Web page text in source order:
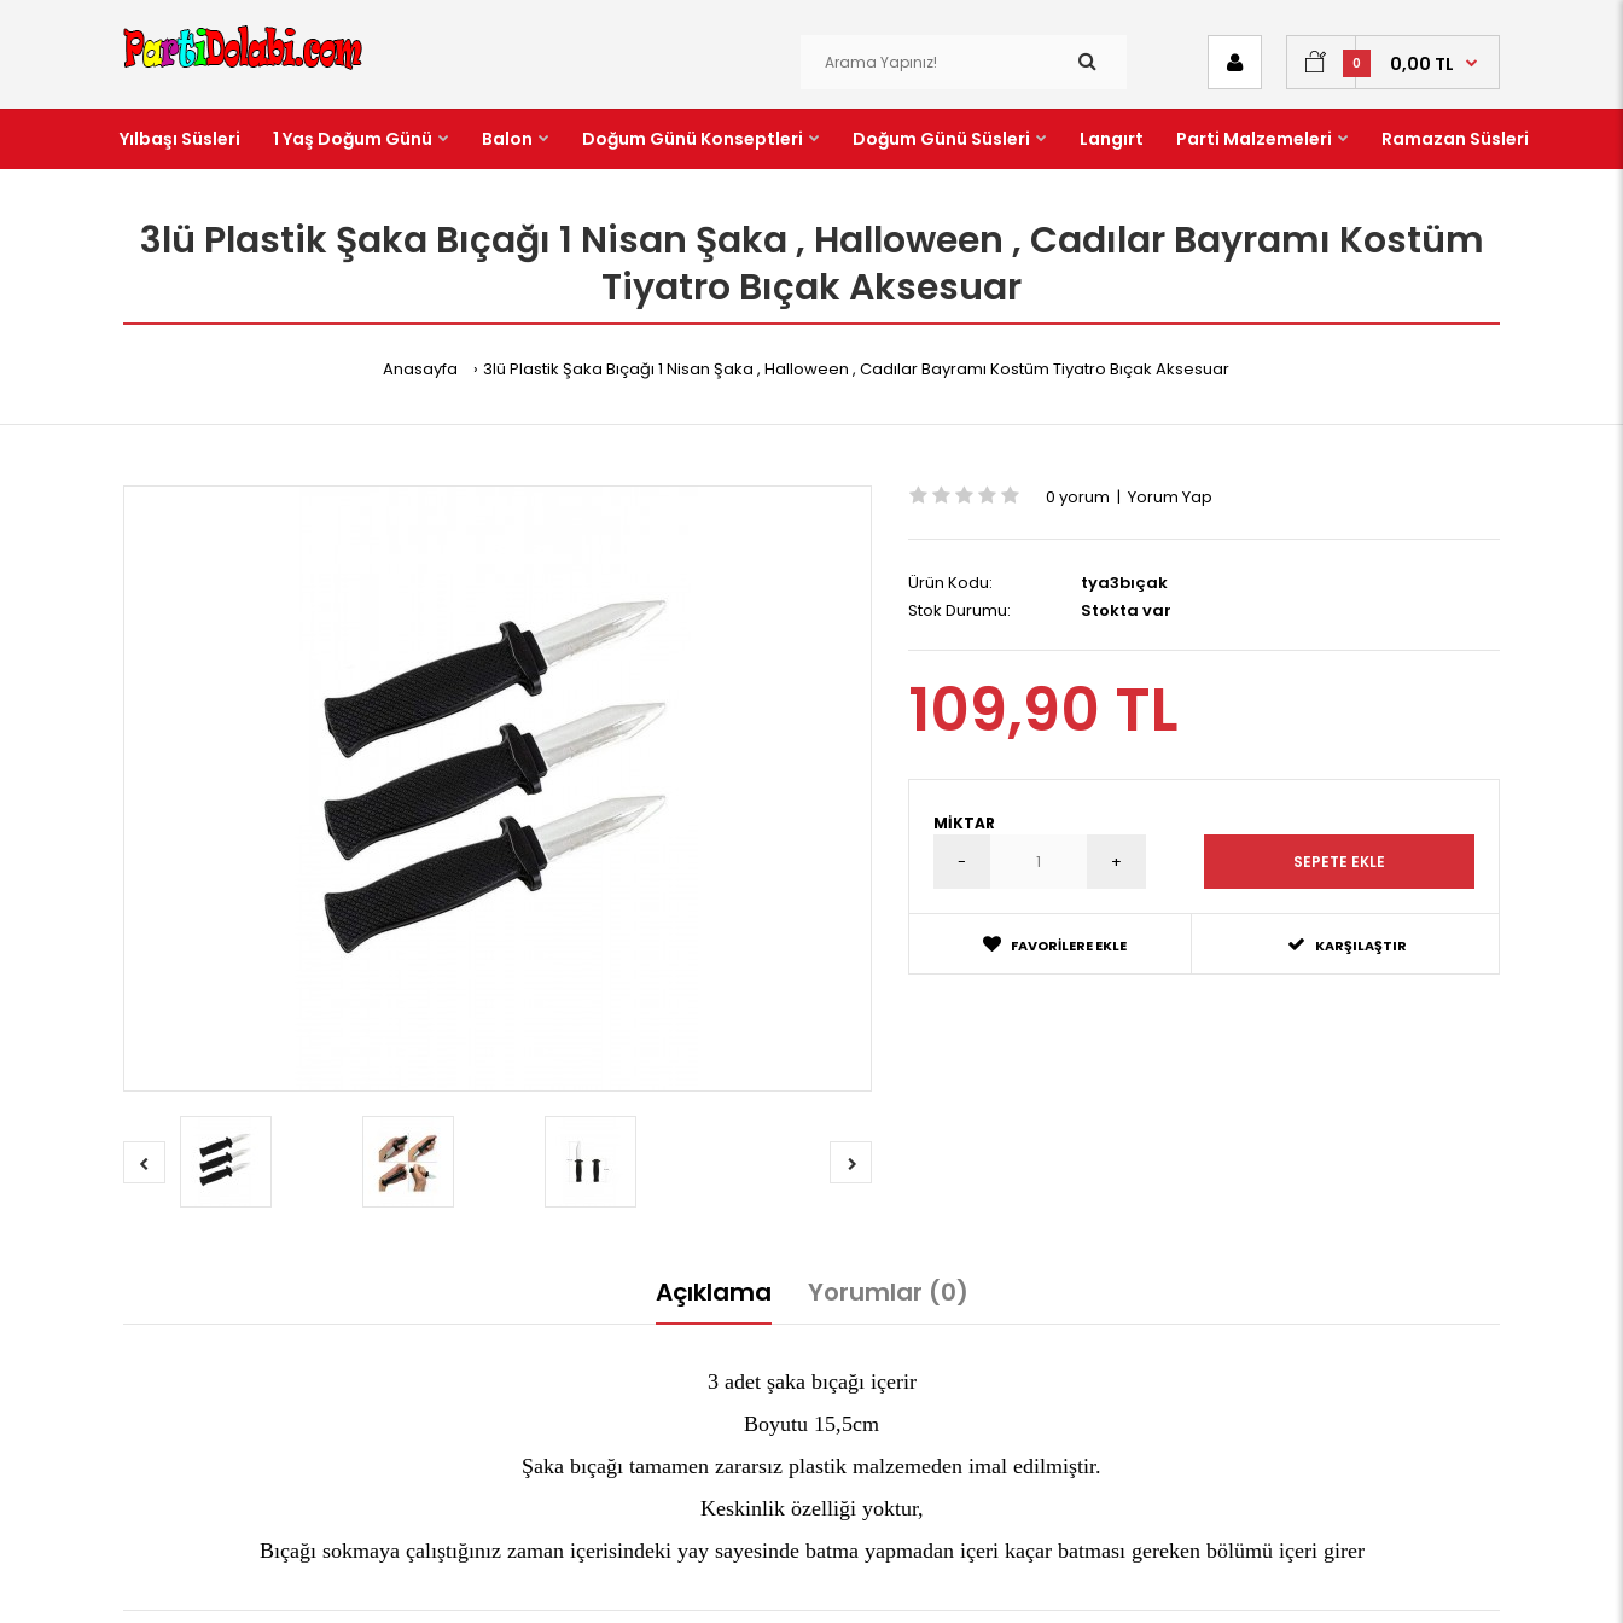
0 0,00 TL
Yılbaşı Süsleri 1 Yaş Doğum Günü Balon Doğum Günü Konseptleri Doğum Günü Süsleri Langırt Parti Malzemeleri Ramazan Süsleri
3lü Plastik Şaka Bıçağı 1 Nisan Şaka , Halloween , Cadılar Bayramı Kostüm
Tiyatro Bıçak Aksesuar
Anasayfa 3lü Plastik Şaka Bıçağı 1 Nisan Şaka , Halloween , Cadılar Bayramı Kostüm Tiyatro Bıçak Aksesuar
0 yorum | Yorum Yap
Ürün Kodu:
tya3bıçak
Stok Durumu:
Stokta var
109,90 TL
MIKTAR
FAVORILERE EKLE KARŞILAŞTIR
Açıklama Yorumlar (0)
3 adet şaka bıçağı içerir
Boyutu 15,5cm
Şaka bıçağı tamamen zararsız plastik malzemeden imal edilmiştir.
Keskinlik özelliği yoktur,
Bıçağı sokmaya çalıştığınız zaman içerisindeki yay sayesinde batma yapmadan içeri kaçar batması gereken bölümü içeri girer